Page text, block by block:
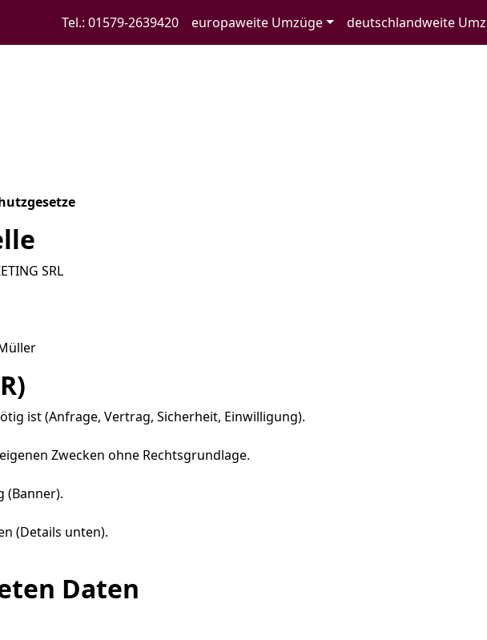
Tel.: 01579-2639420 europaweite Umzüge deutschlandweite
SRL
ist (Anfrage, Vertrag, Sicherheit, Einwilligung).
Zwecken ohne Rechtsgrundlage.
(Banner).
(Details unten).
Daten